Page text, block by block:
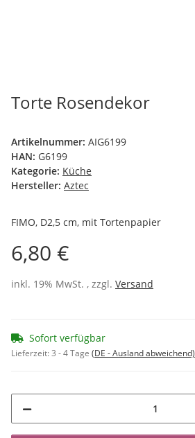
Torte Rosendekor
Artikelnummer: AIG6199
HAN: G6199
Kategorie: Küche
Hersteller: Aztec
FIMO, D2,5 cm, mit Tortenpapier
6,80 €
inkl. 19% MwSt. , zzgl. Versand
Sofort verfügbar
Lieferzeit:3 - 4 Tage (DE - Ausland abweichend)